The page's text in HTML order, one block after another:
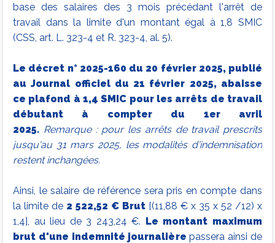
base des salaires des 3 mois précédant l'arrêt de
travail dans la limite d'un montant égal à 1,8 SMIC
(CSS, art. L. 323-4 et R. 323-4, al. 5).
Le décret n° 2025-160 du 20 février 2025, publié
au Journal officiel du 21 février 2025, abaisse
ce plafond à 1,4 SMIC pour les arrêts de travail
débutant à compter du 1er avril
2025. Remarque : pour les arrêts de travail prescrits
jusqu'au 31 mars 2025, les modalités d'indemnisation
restent inchangées.
Ainsi, le salaire de référence sera pris en compte dans
la limite de 2 522,52 € Brut [(11,88 € x 35 x 52 /12) x
1,4], au lieu de 3 243,24 €. Le montant maximum
brut d'une indemnité journalière passera ainsi de